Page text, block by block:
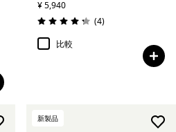
¥ 5,940
評価: 4.3 / 5
(4レビュー
)
比較
新製品